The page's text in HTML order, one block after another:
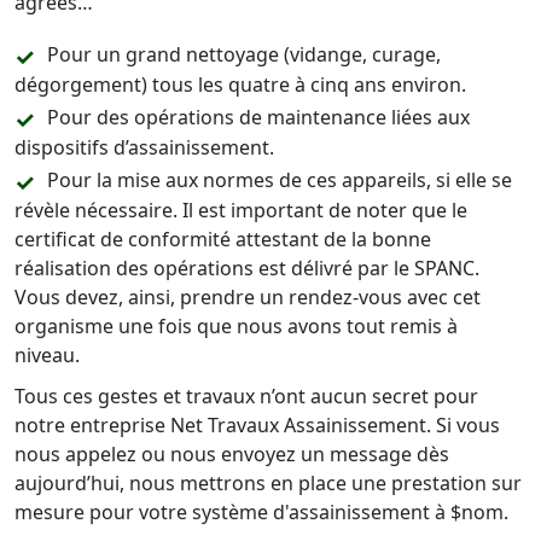
Pour un grand nettoyage (vidange, curage,
dégorgement) tous les quatre à cinq ans environ.
Pour des opérations de maintenance liées aux
dispositifs d’assainissement.
Pour la mise aux normes de ces appareils, si elle se
révèle nécessaire. Il est important de noter que le
certificat de conformité attestant de la bonne
réalisation des opérations est délivré par le SPANC.
Vous devez, ainsi, prendre un rendez-vous avec cet
organisme une fois que nous avons tout remis à
niveau.
Tous ces gestes et travaux n’ont aucun secret pour
notre entreprise Net Travaux Assainissement. Si vous
nous appelez ou nous envoyez un message dès
aujourd’hui, nous mettrons en place une prestation sur
mesure pour votre système d'assainissement à $nom.